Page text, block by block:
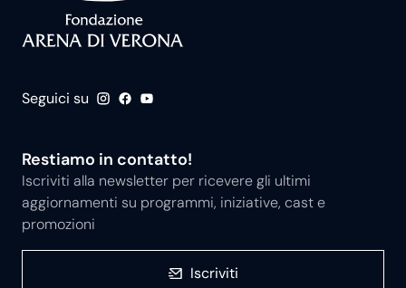
Seguici su
Restiamo in contatto!
Iscriviti alla newsletter per ricevere gli ultimi
aggiornamenti su programmi, iniziative, cast e
promozioni
Iscriviti